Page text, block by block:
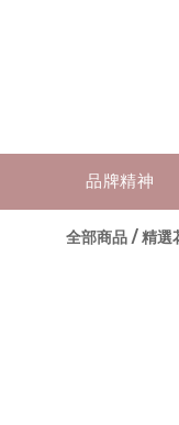
品牌精神
全部商品 /精選